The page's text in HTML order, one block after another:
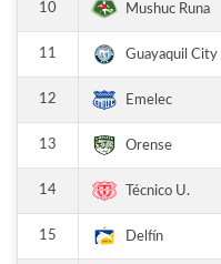
10 Mushuc Runa
11 Guayaquil City
12 Emelec
13 Orense
14 Técnico U.
15 Delfín